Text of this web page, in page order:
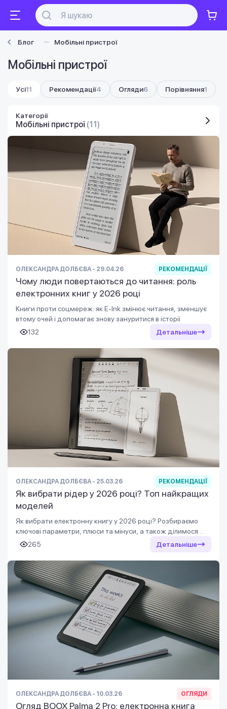
Блог Мобільні пристрої
Мобільні пристрої
Усі11 Рекомендації4 Огляди6 Порівняння1
Категорії
Мобільні пристрої (11)
ОЛЕКСАНДРА ДОЛБЄВА - 29.04.26 РЕКОМЕНДАЦІЇ
Чому люди повертаються до читання: роль
електронних книг у 2026 році
Книги проти соцмереж: як E-Ink змінює читання, зменшує
втому очей і допомагає знову зануритися в історії
132
Детальніше
ОЛЕКСАНДРА ДОЛБЄВА - 25.03.26 РЕКОМЕНДАЦІЇ
Як вибрати рідер у 2026 році? Топ найкращих
моделей
Як вибрати електронну книгу у 2026 році? Розбираємо
ключові параметри, плюси та мінуси, а також ділимося
добіркою найкращих моделей і книг, які варто прочитати
265 Детальніше
ОЛЕКСАНДРА ДОЛБЄВА - 10.03.26 ОГЛЯДИ
Огляд BOOX Palma 2 Pro: електронна книга